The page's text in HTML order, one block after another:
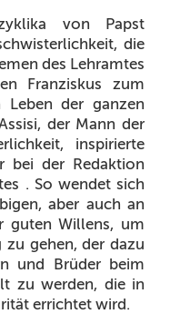
von Papst
die
des Lehramtes
Franziskus zum
Leben der ganzen
der Mann der
inspirierte
bei der Redaktion
. So wendet sich
aber auch an
guten Willens, um
zu gehen, der dazu
und Brüder beim
zu werden, die in
errichtet wird.